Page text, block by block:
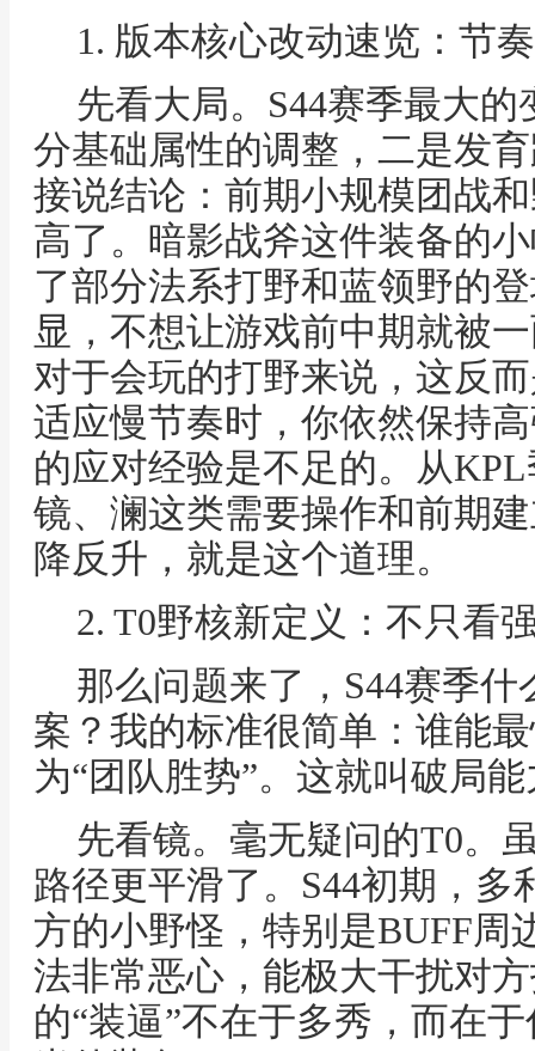
1. 版本核心改动速览：节
先看大局。S44赛季最大
分基础属性的调整，二是发
接说结论：前期小规模团战
高了。暗影战斧这件装备的
了部分法系打野和蓝领野的
显，不想让游戏前中期就被
对于会玩的打野来说，这反
适应慢节奏时，你依然保持
的应对经验是不足的。从
镜、澜这类需要操作和前期
降反升，就是这个道理。
2. T0野核新定义：不只看
那么问题来了，S44赛季
案？我的标准很简单：谁能
为“团队胜势”。这就叫破局
先看镜。毫无疑问的T0。
路径更平滑了。S44初期，
方的小野怪，特别是BUFF周
法非常恶心，能极大干扰对
的“装逼”不在于多秀，而在